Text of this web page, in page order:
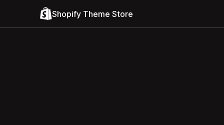
Shopify Theme Store